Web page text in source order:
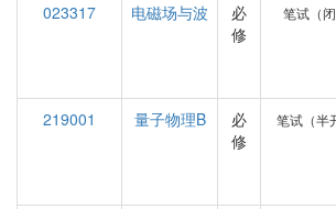
023317
电磁场与波
必
修
笔试（闭
219001
量子物理B
必
修
笔试（半